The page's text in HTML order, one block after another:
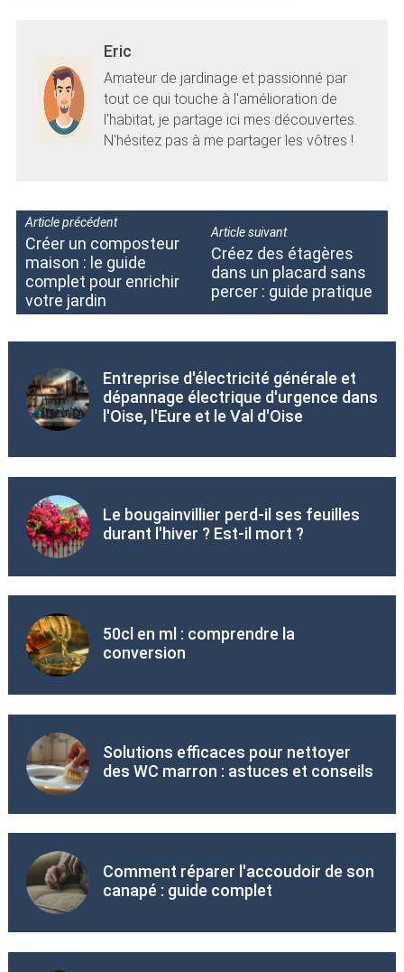
Eric
Amateur de jardinage et passionné par
tout ce qui touche à l'amélioration de
l'habitat, je partage ici mes découvertes.
N'hésitez pas à me partager les vôtres !
Article précédent
Créer un composteur
maison : le guide
complet pour enrichir
votre jardin
Article suivant
Créez des étagères
dans un placard sans
percer : guide pratique
Entreprise d'électricité générale et
dépannage électrique d'urgence dans
l'Oise, l'Eure et le Val d'Oise
Le bougainvillier perd-il ses feuilles
durant l'hiver ? Est-il mort ?
50cl en ml : comprendre la
conversion
Solutions efficaces pour nettoyer
des WC marron : astuces et conseils
Comment réparer l'accoudoir de son
canapé : guide complet